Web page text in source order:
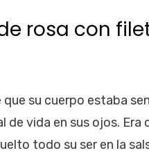
rosa con
que su cuerpo estaba
de vida en sus ojos.
todo su ser en la